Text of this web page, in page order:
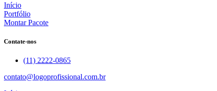
Início
Portfólio
Montar Pacote
Contate-nos
(11) 2222-0865
contato@logoprofissional.com.br